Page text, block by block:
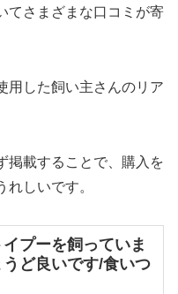
てさまざまな口コミが寄
用した飼い主さんのリア
掲載することで、購入を
しいです。
プーを飼っていま
ど良いです/食いつ